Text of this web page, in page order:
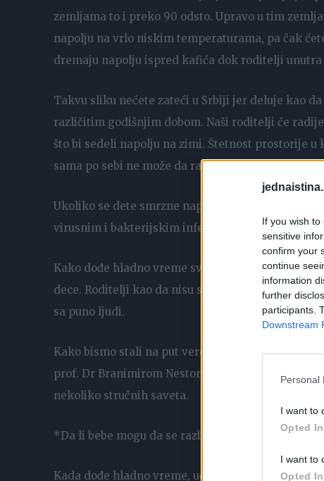
If you wish
sensitive
confirm your
continue
information
further
participants.
Downstream
Personal
I want to
Opted In
I want to
Opted In
zemljama to i preko 90 odsto. Upravo u tim
napolju na vrlo niskim temperaturama, pa čak
dremaju napolju ispred kafića dok roditelji
Takvu sliku nećete zateći u Srbiji jer deluje kao
različitim godišnjim dobom. Naši roditelji će
što bi sedeli napolju na zimi. Štetnost prostorije u
sama po sebi ne može da razboli vaše dete,
Ukoliko se dete smrzne napolju jer nije dobro
virusnim i bakterijskim infekcijama.
Kako dođe hladno vreme svedoci smo da su
dece. Roditelji kao da nisu svesni da je opasnost
sa puno ljudi.
Kako bismo stali na put verovanju da zimi ne
prof. Dr Branimirom Nestorovićem, pulmologom
nekoliko stručnih saveta.
*Da li bebe mogu da se razbole od hladnoće?
Kada dođe hladno vreme, učestalost